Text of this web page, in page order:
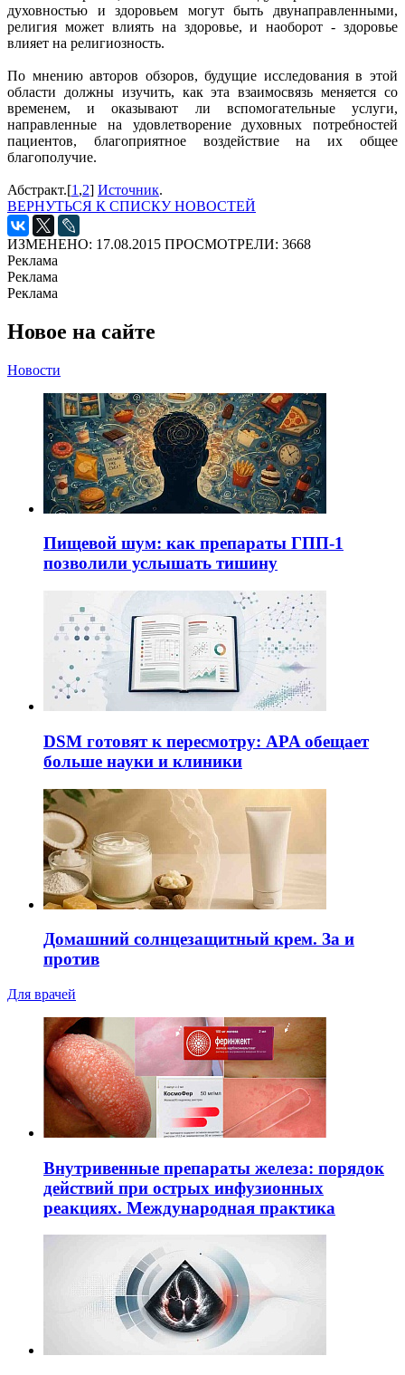
духовностью и здоровьем могут быть двунаправленными,
религия может влиять на здоровье, и наоборот - здоровье
влияет на религиозность.
По мнению авторов обзоров, будущие исследования в этой
области должны изучить, как эта взаимосвязь меняется со
временем, и оказывают ли вспомогательные услуги,
направленные на удовлетворение духовных потребностей
пациентов, благоприятное воздействие на их общее
благополучие.
Абстракт.[1 ,2] Источник.
ВЕРНУТЬСЯ К СПИСКУ НОВОСТЕЙ
ИЗМЕНЕНО: 17.08.2015 ПРОСМОТРЕЛИ: 3668
Реклама
Реклама
Реклама
Новое на сайте
Новости
Пищевой шум: как препараты ГПП-1
позволили услышать тишину
DSM готовят к пересмотру: APA обещает
больше науки и клиники
Домашний солнцезащитный крем. За и
против
Для врачей
Внутривенные препараты железа: порядок
действий при острых инфузионных
реакциях. Международная практика